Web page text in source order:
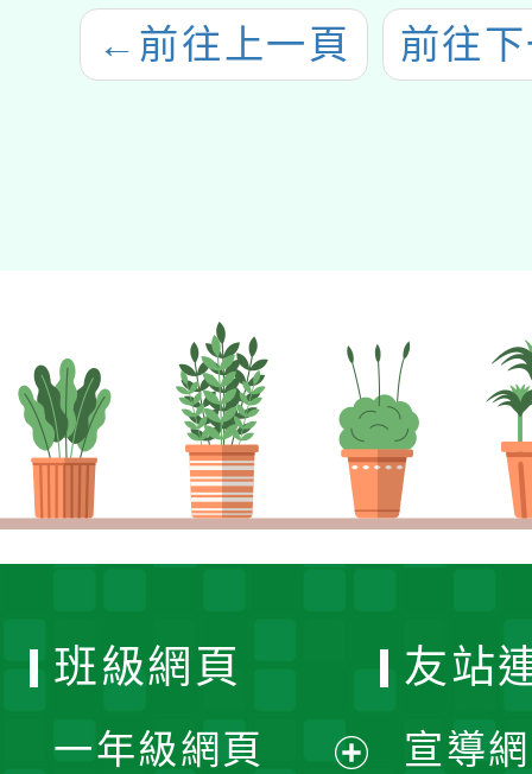
← 前往上一頁 前往
班級網頁
一年級網頁
友站
宣導